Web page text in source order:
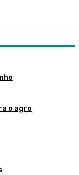
o agro